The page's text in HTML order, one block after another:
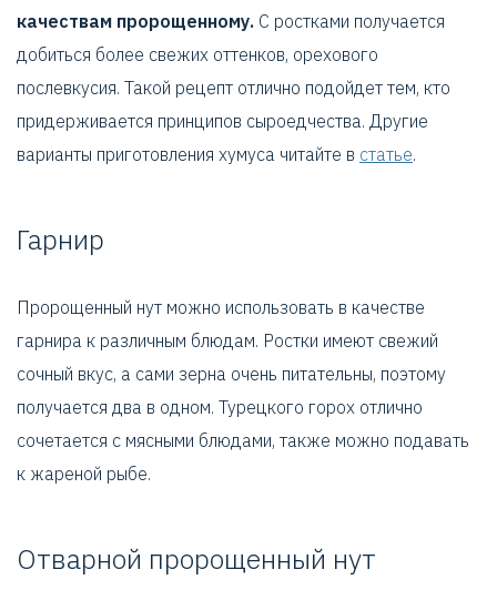
качествам пророщенному. С ростками получается
добиться более свежих оттенков, орехового
послевкусия. Такой рецепт отлично подойдет тем, кто
придерживается принципов сыроедчества. Другие
варианты приготовления хумуса читайте в статье.
Гарнир
Пророщенный нут можно использовать в качестве
гарнира к различным блюдам. Ростки имеют свежий
сочный вкус, а сами зерна очень питательны, поэтому
получается два в одном. Турецкого горох отлично
сочетается с мясными блюдами, также можно подавать
к жареной рыбе.
Отварной пророщенный нут